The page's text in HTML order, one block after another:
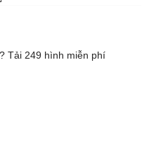
Tải 249 hình miễn phí